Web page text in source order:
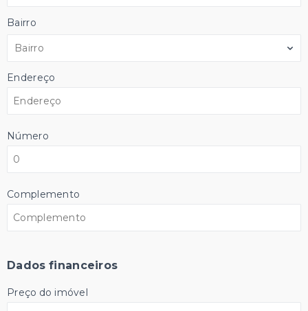
Bairro
Bairro
Endereço
Número
Complemento
Dados financeiros
Preço do imóvel